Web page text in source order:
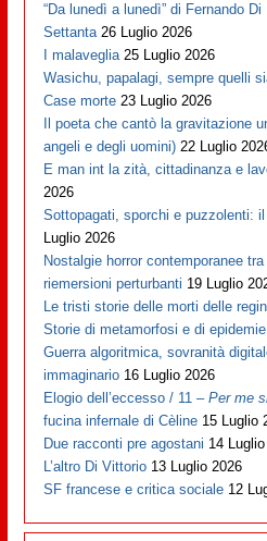
“Da lunedì a lunedì” di Fernando
Settanta 26 Luglio 2026
I malaveglia 25 Luglio 2026
Wasichu, papalagi, sempre quelli
Case morte 23 Luglio 2026
Il poeta che cantò la gravitazione
angeli e degli uomini) 22 Luglio
E man int la zità, cittadinanza e
2026
Sottopagati, sporchi e puzzolenti:
Luglio 2026
Nostalgie horror contemporanee
riemersioni perturbanti 19 Luglio
Le tristi storie delle morti delle
Storie di metamorfosi e di epidemie
Guerra algoritmica, sovranità
immaginario 16 Luglio 2026
Elogio dell’eccesso / 11 –Per me
fucina infernale di Cèline 15 Luglio
Due racconti pre agostani 14
L’altro Di Vittorio 13 Luglio 2026
SF francese e critica sociale 12